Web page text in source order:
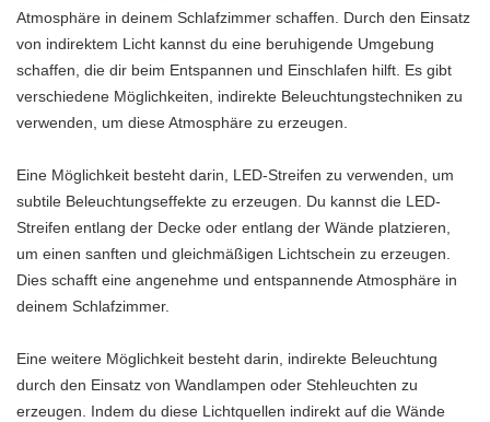
Atmosphäre in deinem Schlafzimmer schaffen. Durch den Einsatz
von indirektem Licht kannst du eine beruhigende Umgebung
schaffen, die dir beim Entspannen und Einschlafen hilft. Es gibt
verschiedene Möglichkeiten, indirekte Beleuchtungstechniken zu
verwenden, um diese Atmosphäre zu erzeugen.
Eine Möglichkeit besteht darin, LED-Streifen zu verwenden, um
subtile Beleuchtungseffekte zu erzeugen. Du kannst die LED-
Streifen entlang der Decke oder entlang der Wände platzieren,
um einen sanften und gleichmäßigen Lichtschein zu erzeugen.
Dies schafft eine angenehme und entspannende Atmosphäre in
deinem Schlafzimmer.
Eine weitere Möglichkeit besteht darin, indirekte Beleuchtung
durch den Einsatz von Wandlampen oder Stehleuchten zu
erzeugen. Indem du diese Lichtquellen indirekt auf die Wände